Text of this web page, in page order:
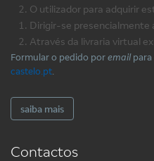
O utilizador para adquirir
Dirigir-se presencialmente
Através da livraria virtual
Formular o pedido poremailpara
castelo.pt
saiba mais
Contactos